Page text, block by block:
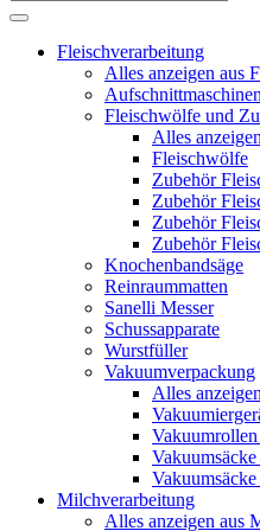
Fleischverarbeitung
Alles anzeigen aus
Aufschnittmaschinen
Fleischwölfe und
Alles
Fleischwölfe
Zubehör
Zubehör
Zubehör
Zubehör
Knochenbandsäge
Reinraummatten
Sanelli Messer
Schussapparate
Wurstfüller
Vakuumverpackung
Alles
Milchverarbeitung
Alles anzeigen aus